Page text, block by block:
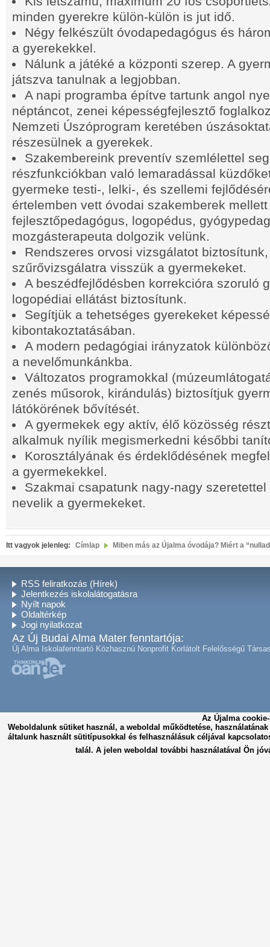
minden gyerekre külön-külön is jut idő.
Négy felkészült óvodapedagógus és
a gyerekekkel.
Nálunk a játéké a központi szerep. A
játszva tanulnak a legjobban.
A napi programba építve tartunk angol
néptáncot, zenei képességfejlesztő
Nemzeti Úszóprogram keretében
részesülnek a gyerekek.
Szakembereink preventív szemlélettel
részfunkciókban való lemaradással
gyermeke testi-, lelki-, és szellemi
értelemben vett óvodai szakemberek mellett
fejlesztőpedagógus, logopédus,
mozgásterapeuta dolgozik velünk.
Rendszeres orvosi vizsgálatot
szűrővizsgálatra visszük a gyermekeket.
A beszédfejlődésben korrekcióra szoruló
logopédiai ellátást biztosítunk.
Segítjük a tehetséges gyerekeket
kibontakoztatásában.
A modern pedagógiai irányzatok
a nevelőmunkánkba.
Változatos programokkal
zenés műsorok, kirándulás) biztosítjuk
látókörének bővítését.
A gyermekek egy aktív, élő közösség
alkalmuk nyílik megismerkedni későbbi
Korosztályának és érdeklődésének
a gyermekekkel.
Szakmai csapatunk nagy-nagy
nevelik a gyermekeket.
Itt vagyok jelenleg: Címlap Miben más az Újalma óvodája? Miért a
RSS feliratkozás (Hírek)
Jelentkezés iskolalátogatásra
Nyílt napok
Oldaltérkép
Jogi nyilatkozat
Az Új Budai Alma Mater fenntartója:
Új Alma Iskolafenntartó Közhasznú Nonprofit Korlátolt Felelősségű
Weboldalunk sütiket használ, a weboldal működtetése,
általunk használt sütitípusokkal és felhasználásuk céljával
talál. A jelen weboldal további használatával Ön
Az Újalma